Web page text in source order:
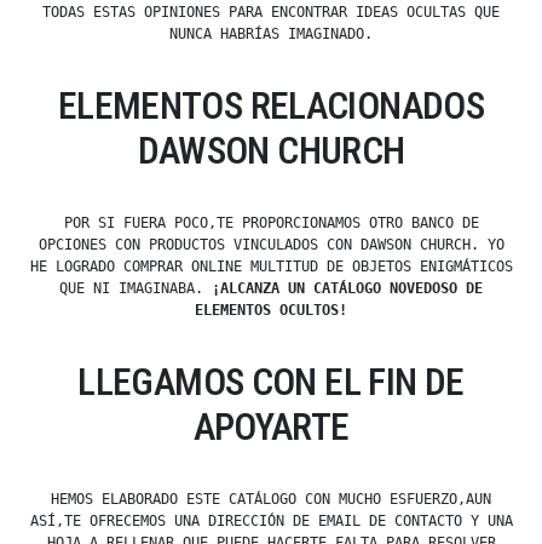
TODAS ESTAS OPINIONES PARA ENCONTRAR IDEAS OCULTAS QUE
NUNCA HABRÍAS IMAGINADO.
ELEMENTOS RELACIONADOS
DAWSON CHURCH
POR SI FUERA POCO,TE PROPORCIONAMOS OTRO BANCO DE
OPCIONES CON PRODUCTOS VINCULADOS CON DAWSON CHURCH. YO
HE LOGRADO COMPRAR ONLINE MULTITUD DE OBJETOS ENIGMÁTICOS
QUE NI IMAGINABA.
¡ALCANZA UN CATÁLOGO NOVEDOSO DE
ELEMENTOS OCULTOS!
LLEGAMOS CON EL FIN DE
APOYARTE
HEMOS ELABORADO ESTE CATÁLOGO CON MUCHO ESFUERZO,AUN
ASÍ,TE OFRECEMOS UNA DIRECCIÓN DE EMAIL DE CONTACTO Y UNA